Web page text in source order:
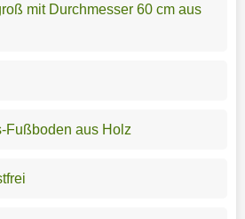
mit Durchmesser 60 cm aus
Fußboden aus Holz